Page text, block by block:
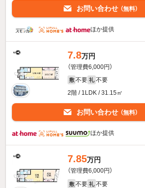
お問い合わせ （無料）
ほか提供
7.8万円
（管理費6,000円）
敷 不要 礼 不要
2階 / 1LDK / 31.15㎡
お問い合わせ （無料）
ほか提供
7.85万円
（管理費6,000円）
敷 不要 礼 不要